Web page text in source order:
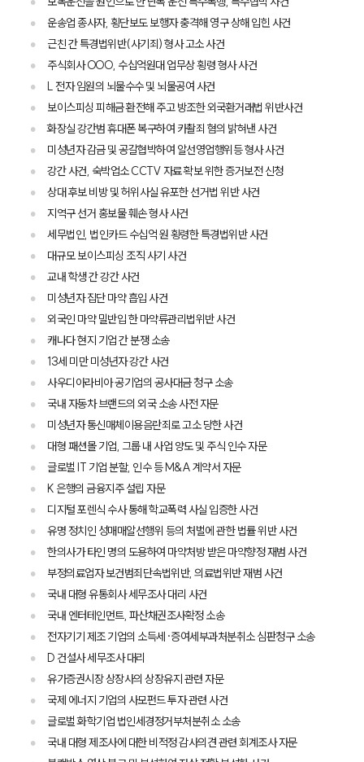
운송업 종사자, 횡단보도 보행자 충격해 영구 상해 입힌 사건
근친 간 특경법위반(사기죄) 형사 고소 사건
주식회사 OOO, 수십억원대 업무상 횡령 형사 사건
L 전자 임원의 뇌물수수 및 뇌물공여 사건
보이스피싱 피해금 환전해 주고 방조한 외국환거래법 위반사건
화장실 강간범 휴대폰 복구하여 카촬죄 혐의 밝혀낸 사건
미성년자 감금 및 공갈협박하여 알선영업행위등 형사 사건
강간 사건, 숙박업소 CCTV 자료 확보 위한 증거보전 신청
상대 후보 비방 및 허위사실 유포한 선거법 위반 사건
지역구 선거 홍보물 훼손 형사 사건
세무법인, 법인카드 수십억 원 횡령한 특경법위반 사건
대규모 보이스피싱 조직 사기 사건
교내 학생 간 강간 사건
미성년자 집단 마약 흡입 사건
외국인 마약 밀반입 한 마약류관리법위반 사건
캐나다 현지 기업 간 분쟁 소송
13세 미만 미성년자 강간 사건
사우디아라비아 공기업의 공사대금 청구 소송
국내 자동차 브랜드의 외국 소송 사전 자문
미성년자 통신매체이용음란죄로 고소 당한 사건
대형 패션몰 기업, 그룹 내 사업 양도 및 주식 인수 자문
글로벌 IT 기업 분할, 인수 등 M&A 계약서 자문
K 은행의 금융지주 설립 자문
디지털 포렌식 수사 통해 학교폭력 사실 입증한 사건
유명 정치인 성매매알선행위 등의 처벌에 관한 법률 위반 사건
한의사가 타인 명의 도용하여 마약처방 받은 마약향정 재범 사건
부정의료업자 보건범죄단속법위반, 의료법위반 재범 사건
국내 대형 유통회사 세무조사 대리 사건
국내 엔터테인먼트, 파산채권조사확정 소송
전자기기 제조 기업의 소득세·증여세부과처분취소 심판청구 소송
D 건설사 세무조사 대리
유가증권시장 상장사의 상장유지 관련 자문
국제 에너지 기업의 사모펀드 투자 관련 사건
글로벌 화학기업 법인세경정거부처분취소 소송
국내 대형 제조사에 대한 비적정 감사의견 관련 회계조사 자문